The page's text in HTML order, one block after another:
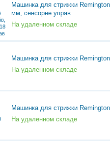
Машинка для стрижки
мм, сенсорне управ
На удаленном складе
Машинка для стрижки
На удаленном складе
Машинка для стрижки
На удаленном складе